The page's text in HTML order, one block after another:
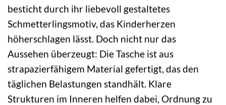
besticht durch ihr liebevoll gestaltetes
Schmetterlingsmotiv, das Kinderherzen
höherschlagen lässt. Doch nicht nur das
Aussehen überzeugt: Die Tasche ist aus
strapazierfähigem Material gefertigt, das den
täglichen Belastungen standhält. Klare
Strukturen im Inneren helfen dabei, Ordnung zu